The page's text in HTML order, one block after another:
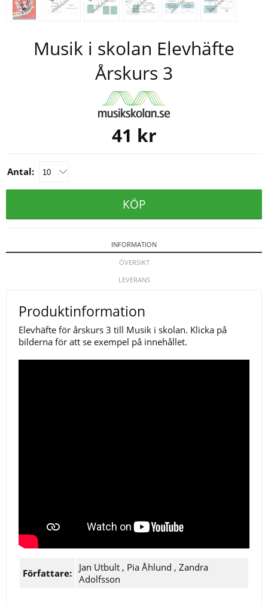
Musik i skolan Elevhäfte
Årskurs 3
41 kr
Antal:
KÖP
INFORMATION
ÖVERSIKT
LEVERANS
Produktinformation
Elevhäfte för årskurs 3 till Musik i skolan. Klicka på
bilderna för att se exempel på innehållet.
Författare: Jan Utbult , Pia Åhlund , Zandra
Adolfsson